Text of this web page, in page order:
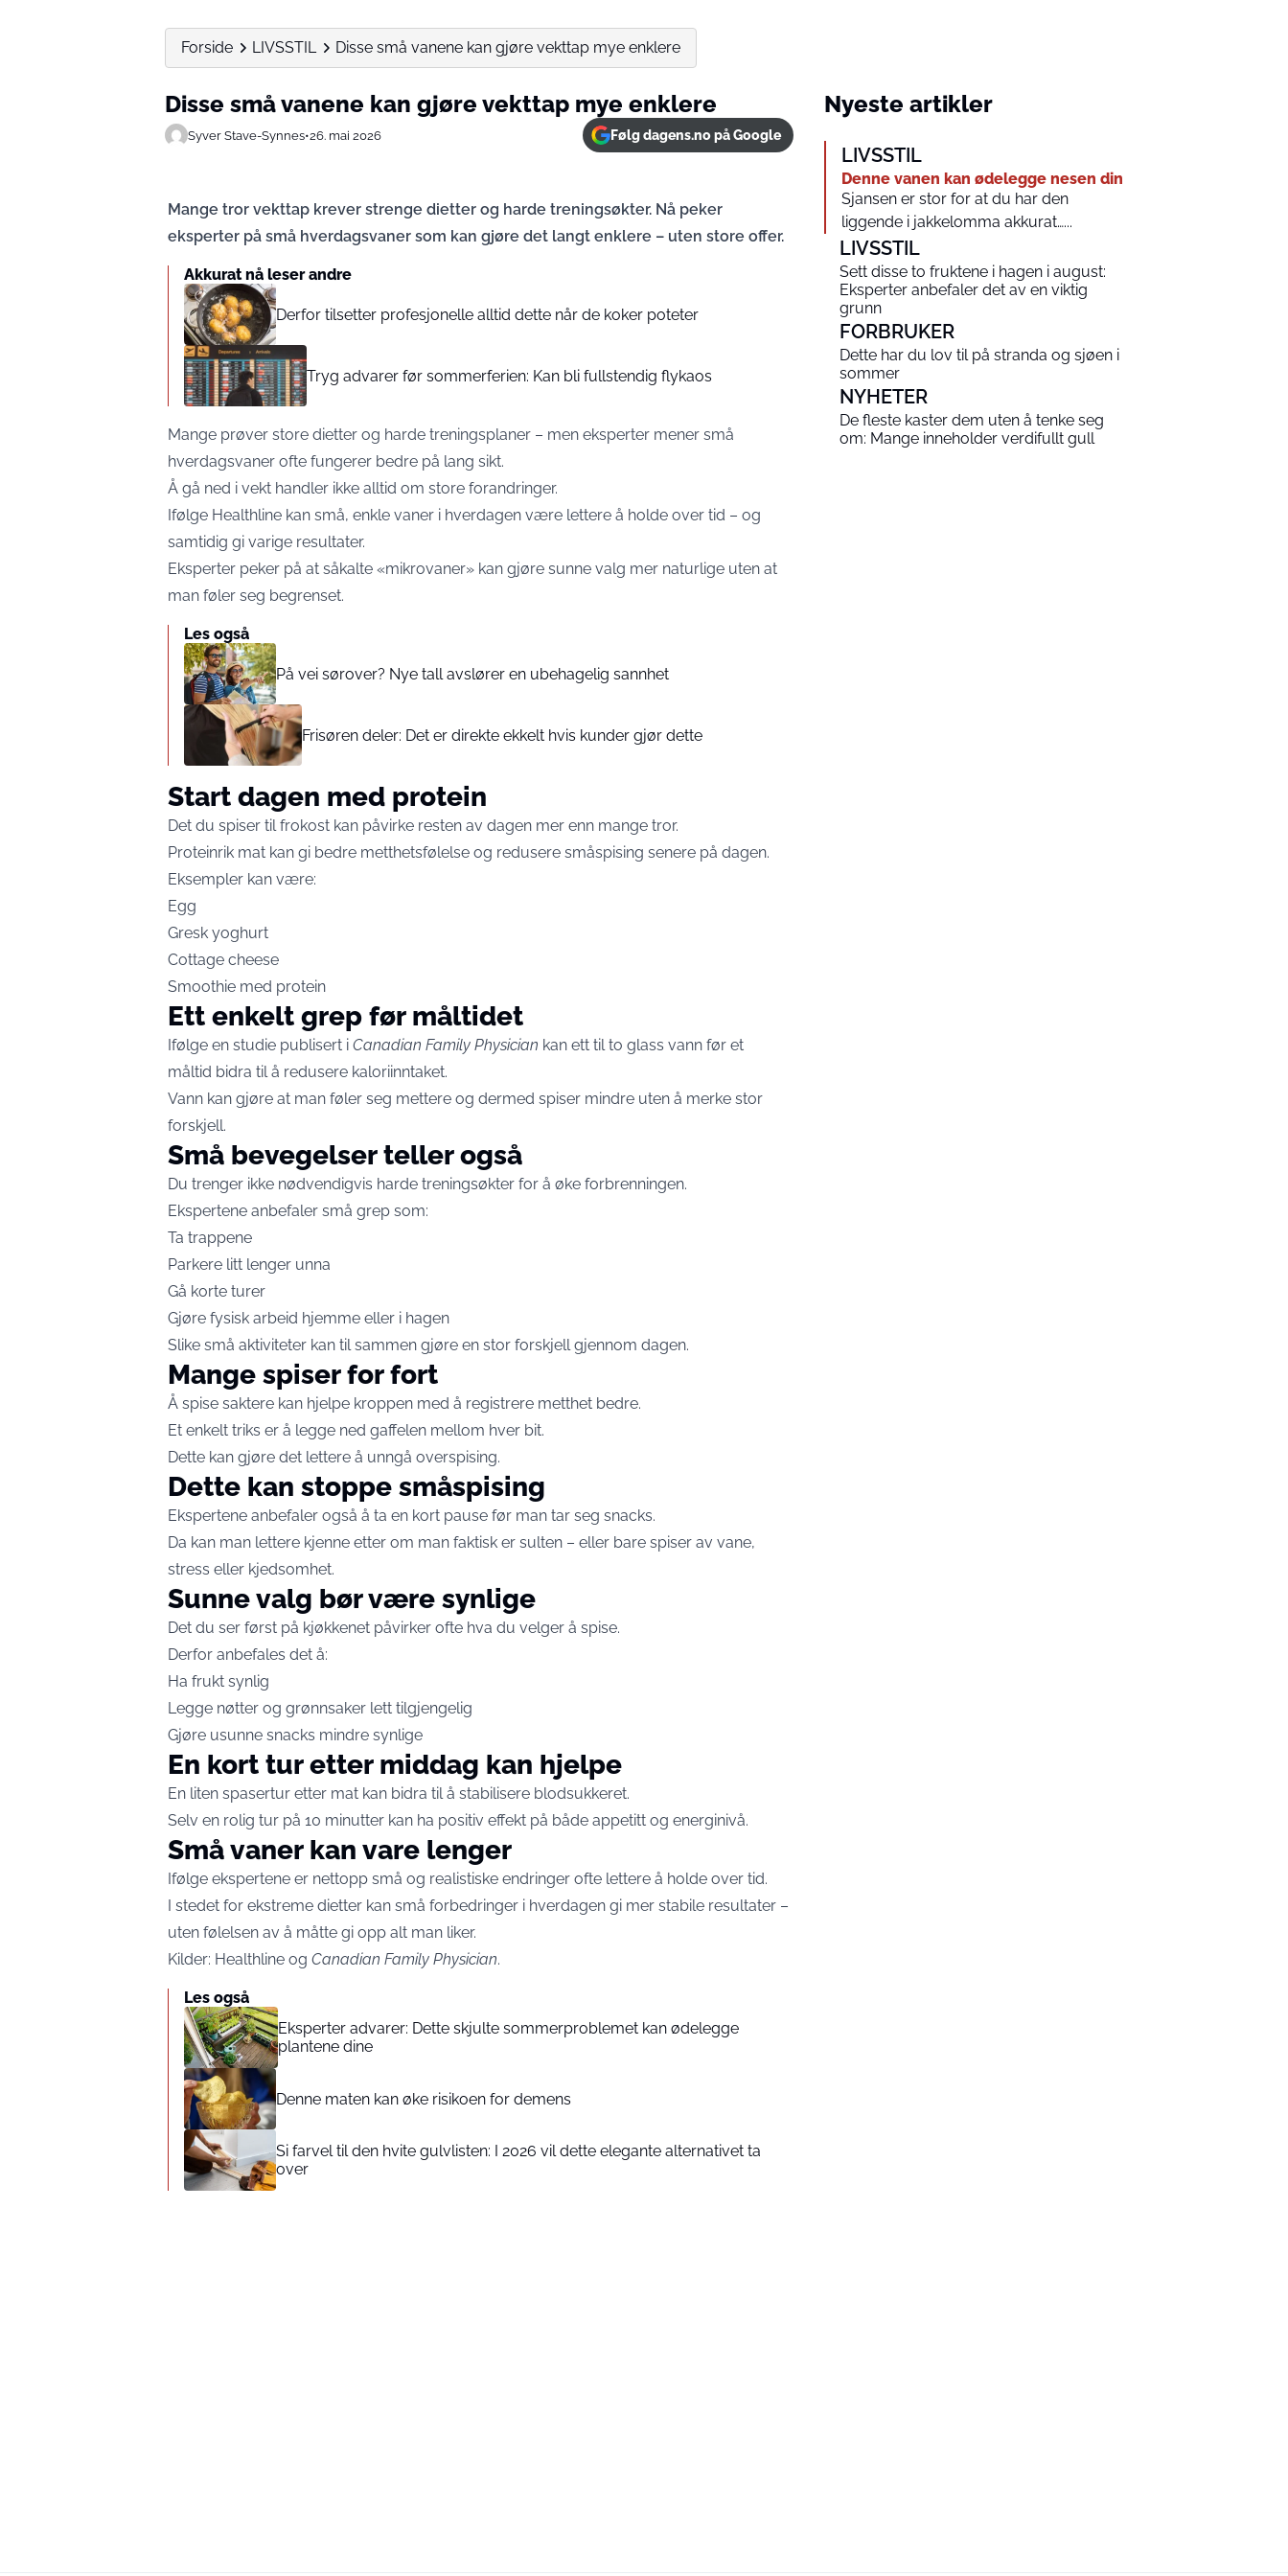
Forside LIVSSTIL Disse små vanene kan gjøre vekttap mye enklere
Disse små vanene kan gjøre vekttap mye enklere
Syver Stave-Synnes•26. mai 2026 Følg dagens.no på Google
Mange tror vekttap krever strenge dietter og harde treningsøkter. Nå peker
eksperter på små hverdagsvaner som kan gjøre det langt enklere – uten store offer.
Akkurat nå leser andre
Derfor tilsetter profesjonelle alltid dette når de koker poteter
Tryg advarer før sommerferien: Kan bli fullstendig flykaos
Mange prøver store dietter og harde treningsplaner – men eksperter mener små
hverdagsvaner ofte fungerer bedre på lang sikt.
Å gå ned i vekt handler ikke alltid om store forandringer.
Ifølge Healthline kan små, enkle vaner i hverdagen være lettere å holde over tid – og
samtidig gi varige resultater.
Eksperter peker på at såkalte «mikrovaner» kan gjøre sunne valg mer naturlige uten at
man føler seg begrenset.
Les også
På vei sørover? Nye tall avslører en ubehagelig sannhet
Frisøren deler: Det er direkte ekkelt hvis kunder gjør dette
Start dagen med protein
Det du spiser til frokost kan påvirke resten av dagen mer enn mange tror.
Proteinrik mat kan gi bedre metthetsfølelse og redusere småspising senere på dagen.
Eksempler kan være:
Egg
Gresk yoghurt
Cottage cheese
Smoothie med protein
Ett enkelt grep før måltidet
Ifølge en studie publisert i Canadian Family Physician kan ett til to glass vann før et
måltid bidra til å redusere kaloriinntaket.
Vann kan gjøre at man føler seg mettere og dermed spiser mindre uten å merke stor
forskjell.
Små bevegelser teller også
Du trenger ikke nødvendigvis harde treningsøkter for å øke forbrenningen.
Ekspertene anbefaler små grep som:
Ta trappene
Parkere litt lenger unna
Gå korte turer
Gjøre fysisk arbeid hjemme eller i hagen
Slike små aktiviteter kan til sammen gjøre en stor forskjell gjennom dagen.
Mange spiser for fort
Å spise saktere kan hjelpe kroppen med å registrere metthet bedre.
Et enkelt triks er å legge ned gaffelen mellom hver bit.
Dette kan gjøre det lettere å unngå overspising.
Dette kan stoppe småspising
Ekspertene anbefaler også å ta en kort pause før man tar seg snacks.
Da kan man lettere kjenne etter om man faktisk er sulten – eller bare spiser av vane,
stress eller kjedsomhet.
Sunne valg bør være synlige
Det du ser først på kjøkkenet påvirker ofte hva du velger å spise.
Derfor anbefales det å:
Ha frukt synlig
Legge nøtter og grønnsaker lett tilgjengelig
Gjøre usunne snacks mindre synlige
En kort tur etter middag kan hjelpe
En liten spasertur etter mat kan bidra til å stabilisere blodsukkeret.
Selv en rolig tur på 10 minutter kan ha positiv effekt på både appetitt og energinivå.
Små vaner kan vare lenger
Ifølge ekspertene er nettopp små og realistiske endringer ofte lettere å holde over tid.
I stedet for ekstreme dietter kan små forbedringer i hverdagen gi mer stabile resultater –
uten følelsen av å måtte gi opp alt man liker.
Kilder: Healthline og Canadian Family Physician.
Les også
Eksperter advarer: Dette skjulte sommerproblemet kan ødelegge
plantene dine
Denne maten kan øke risikoen for demens
Si farvel til den hvite gulvlisten: I 2026 vil dette elegante alternativet ta
over
Nyeste artikler
LIVSSTIL
Denne vanen kan ødelegge nesen din
Sjansen er stor for at du har den
liggende i jakkelomma akkurat…...
LIVSSTIL
Sett disse to fruktene i hagen i august:
Eksperter anbefaler det av en viktig
grunn
FORBRUKER
Dette har du lov til på stranda og sjøen i
sommer
NYHETER
De fleste kaster dem uten å tenke seg
om: Mange inneholder verdifullt gull